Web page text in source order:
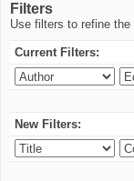
Filters
Use filters to refine
Current Filters:
New Filters: